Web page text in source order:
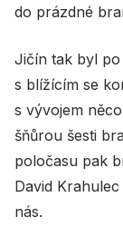
do prázdné
Jičín tak byl po
s blížícím se
s vývojem
šňůrou šesti
poločasu pak
David
nás.